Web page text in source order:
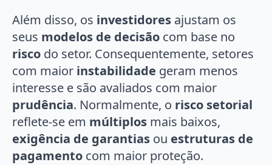
Além disso, os investidores ajustam os
seus modelos de decisão com base no
risco do setor. Consequentemente, setores
com maior instabilidade geram menos
interesse e são avaliados com maior
prudência. Normalmente, o risco setorial
reflete-se em múltiplos mais baixos,
exigência de garantias ou estruturas de
pagamento com maior proteção.